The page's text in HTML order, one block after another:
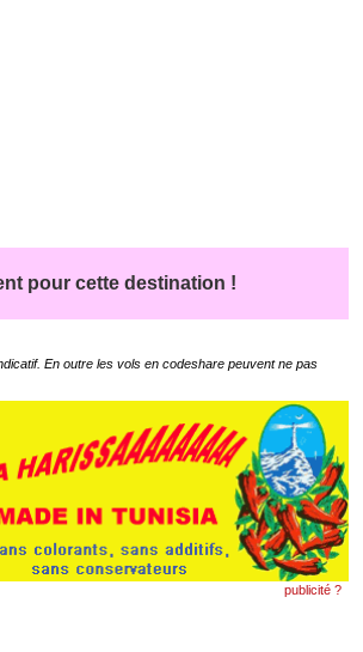
pour cette destination !
En outre les vols en codeshare peuvent ne pas
publicité ?